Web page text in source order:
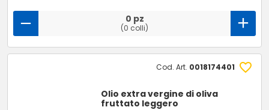
0 pz
(0 colli)
Cod. Art. 0018174401
Olio extra vergine di oliva
fruttato leggero